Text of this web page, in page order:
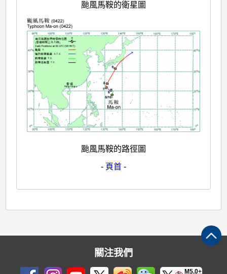
颱風馬鞍的衛星圖
颱風馬鞍的路徑圖
- 頁首 -
關注我們
M5.0+